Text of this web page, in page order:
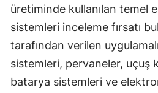
üretiminde kullanılan temel
sistemleri inceleme fırsatı
tarafından verilen
sistemleri, pervaneler, uçuş
batarya sistemleri ve